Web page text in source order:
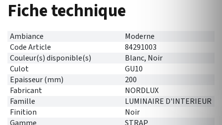
Fiche technique
Ambiance
Moderne
Code Article
84291003
Couleur(s) disponible(s)
Blanc, Noir
Culot
GU10
Epaisseur (mm)
200
Fabricant
NORDLUX
Famille
LUMINAIRE D'INTERIEUR
Finition
Noir